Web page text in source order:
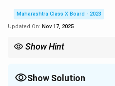
d
e
i
{
Maharashtra Class X Board - 2023
Updated On: Nov 17, 2025
Show Hint
∙
∙
क्रियापद
चयनम् क्रियापदं
विशेषण-चयनम्:विशेषणं
Show Solution